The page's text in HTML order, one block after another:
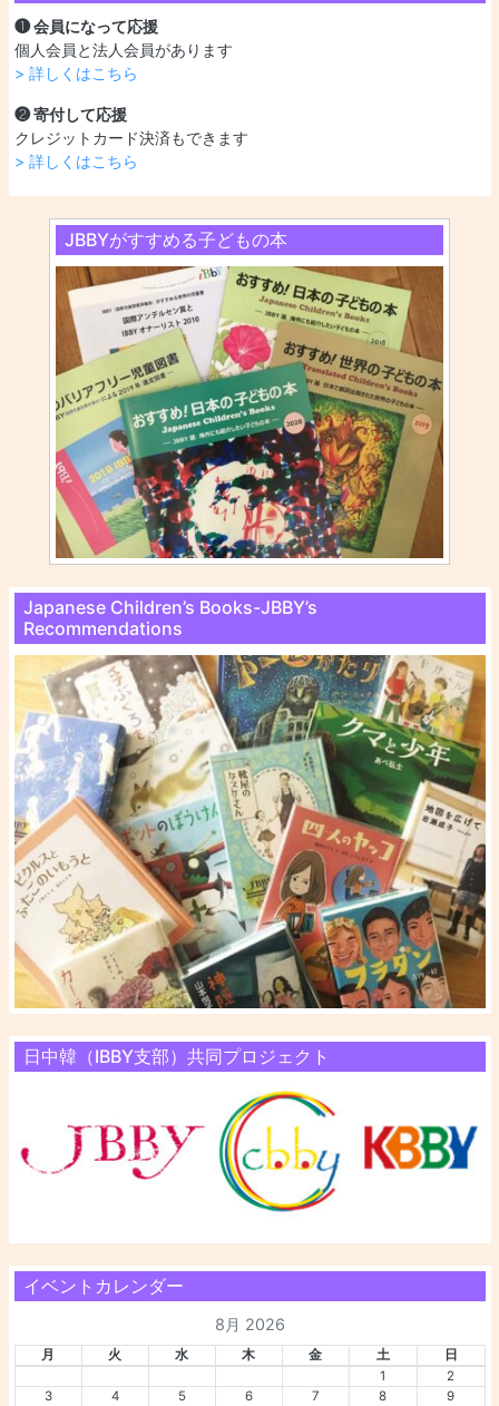
❶ 会員になって応援
個人会員と法人会員があります
> 詳しくはこちら
❷ 寄付して応援
クレジットカード決済もできます
> 詳しくはこちら
JBBYがすすめる子どもの本
Japanese Children’s Books-JBBY’s
Recommendations
日中韓（IBBY支部）共同プロジェクト
イベントカレンダー
8月 2026
月 火 水 木 金 土
日
1
2
3
4 5 6 7 8
9